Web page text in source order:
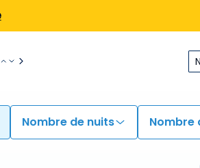
Nombre de nuits Nombre